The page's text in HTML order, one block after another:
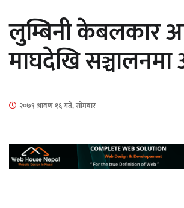
नियन्त्रणमा
लुम्बिनी केबलकार
माघदेखि
२०७९ श्रावण १६ गते, सोमबार